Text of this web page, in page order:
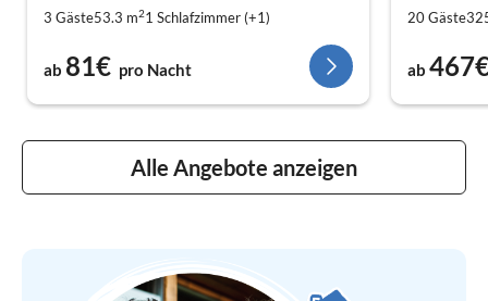
3 Gäste53.3 m21 Schlafzimmer (+1)
ab 81€ pro Nacht
20 Gäste
ab
Alle Angebote anzeigen